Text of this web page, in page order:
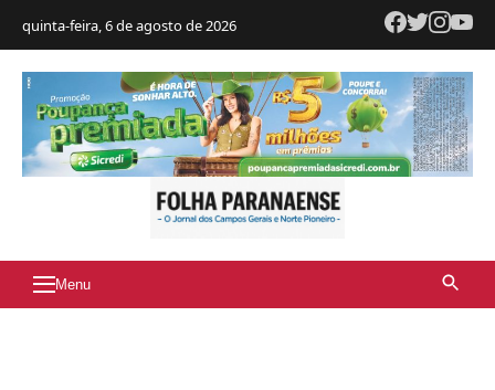
quinta-feira, 6 de agosto de 2026
Menu